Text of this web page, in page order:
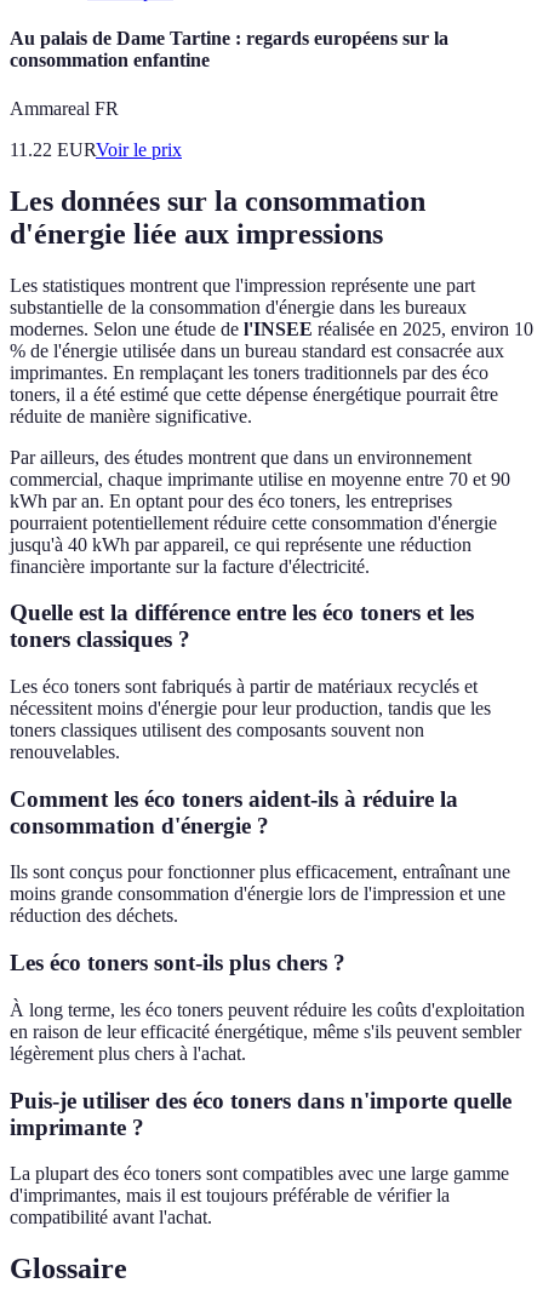
Au palais de Dame Tartine : regards européens sur la
consommation enfantine
Ammareal FR
11.22 EURVoir le prix
Les données sur la consommation
d'énergie liée aux impressions
Les statistiques montrent que l'impression représente une part
substantielle de la consommation d'énergie dans les bureaux
modernes. Selon une étude de l'INSEE réalisée en 2025, environ 10
% de l'énergie utilisée dans un bureau standard est consacrée aux
imprimantes. En remplaçant les toners traditionnels par des éco
toners, il a été estimé que cette dépense énergétique pourrait être
réduite de manière significative.
Par ailleurs, des études montrent que dans un environnement
commercial, chaque imprimante utilise en moyenne entre 70 et 90
kWh par an. En optant pour des éco toners, les entreprises
pourraient potentiellement réduire cette consommation d'énergie
jusqu'à 40 kWh par appareil, ce qui représente une réduction
financière importante sur la facture d'électricité.
Quelle est la différence entre les éco toners et les
toners classiques ?
Les éco toners sont fabriqués à partir de matériaux recyclés et
nécessitent moins d'énergie pour leur production, tandis que les
toners classiques utilisent des composants souvent non
renouvelables.
Comment les éco toners aident-ils à réduire la
consommation d'énergie ?
Ils sont conçus pour fonctionner plus efficacement, entraînant une
moins grande consommation d'énergie lors de l'impression et une
réduction des déchets.
Les éco toners sont-ils plus chers ?
À long terme, les éco toners peuvent réduire les coûts d'exploitation
en raison de leur efficacité énergétique, même s'ils peuvent sembler
légèrement plus chers à l'achat.
Puis-je utiliser des éco toners dans n'importe quelle
imprimante ?
La plupart des éco toners sont compatibles avec une large gamme
d'imprimantes, mais il est toujours préférable de vérifier la
compatibilité avant l'achat.
Glossaire